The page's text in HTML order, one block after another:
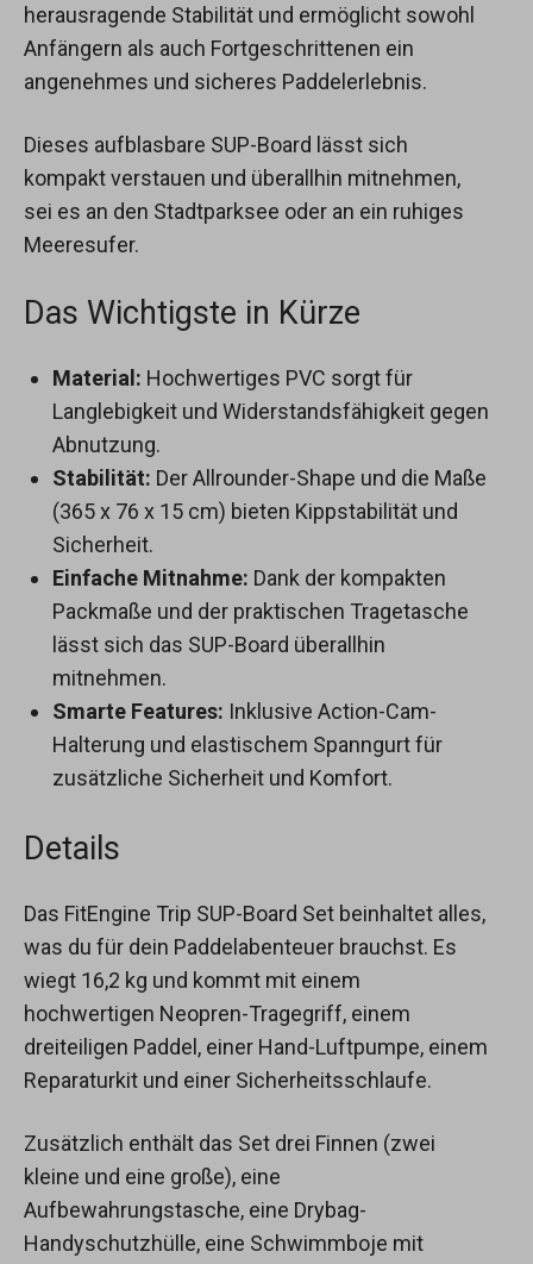
herausragende Stabilität und ermöglicht sowohl
Anfängern als auch Fortgeschrittenen ein
angenehmes und sicheres Paddelerlebnis.
Dieses aufblasbare SUP-Board lässt sich
kompakt verstauen und überallhin mitnehmen,
sei es an den Stadtparksee oder an ein ruhiges
Meeresufer.
Das Wichtigste in Kürze
Material: Hochwertiges PVC sorgt für
Langlebigkeit und Widerstandsfähigkeit gegen
Abnutzung.
Stabilität: Der Allrounder-Shape und die Maße
(365 x 76 x 15 cm) bieten Kippstabilität und
Sicherheit.
Einfache Mitnahme: Dank der kompakten
Packmaße und der praktischen Tragetasche
lässt sich das SUP-Board überallhin
mitnehmen.
Smarte Features: Inklusive Action-Cam-
Halterung und elastischem Spanngurt für
zusätzliche Sicherheit und Komfort.
Details
Das FitEngine Trip SUP-Board Set beinhaltet alles,
was du für dein Paddelabenteuer brauchst. Es
wiegt 16,2 kg und kommt mit einem
hochwertigen Neopren-Tragegriff, einem
dreiteiligen Paddel, einer Hand-Luftpumpe, einem
Reparaturkit und einer Sicherheitsschlaufe.
Zusätzlich enthält das Set drei Finnen (zwei
kleine und eine große), eine
Aufbewahrungstasche, eine Drybag-
Handyschutzhülle, eine Schwimmboje mit